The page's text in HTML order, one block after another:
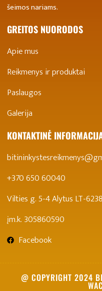
šeimos nariams.
GREITOS NUORODOS
Apie mus
Reikmenys ir produktai
Paslaugos
Galerija
KONTAKTINĖ
+370 650 60040
Vilties g. 5-4 Alytus LT-
įm.k. 305860590
Facebook
@ COPYRIGHT 2024